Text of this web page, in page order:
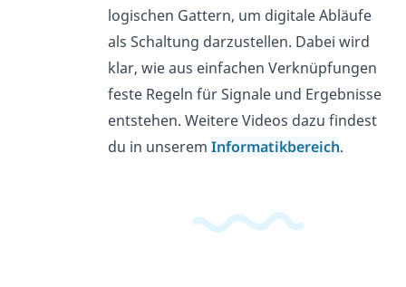
logischen Gattern, um digitale Abläufe
als Schaltung darzustellen. Dabei wird
klar, wie aus einfachen Verknüpfungen
feste Regeln für Signale und Ergebnisse
entstehen. Weitere Videos dazu findest
du in unseremInformatikbereich.